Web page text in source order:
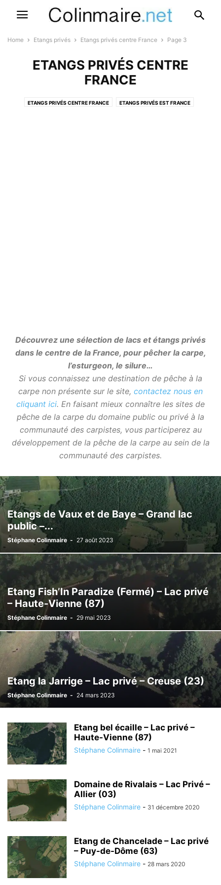
Home Etangs privés Etangs privés centre France Page 3
ETANGS PRIVÉS CENTRE
FRANCE
ETANGS PRIVÉS CENTRE FRANCE ETANGS PRIVÉS EST FRANCE
Découvrez une sélection de lacs et étangs privés
dans le centre de la France, pour pêcher la carpe,
l’esturgeon, le silure…
Si vous connaissez une destination de pêche à la
carpe non présente sur le site, contactez nous en
cliquant ici. En faisant mieux connaître les sites de
pêche de la carpe du domaine public ou privé à la
communauté des carpistes, vous participerez au
développement de la pêche de la carpe au sein de la
communauté des carpistes.
Etangs de Vaux et de Baye – Grand lac
public –...
Stéphane Colinmaire - 27 août 2023
Etang Fish’In Paradize (Fermé) – Lac privé
– Haute-Vienne (87)
Stéphane Colinmaire - 29 mai 2023
Etang la Jarrige – Lac privé – Creuse (23)
Stéphane Colinmaire - 24 mars 2023
Etang bel écaille – Lac privé –
Haute-Vienne (87)
Stéphane Colinmaire - 1 mai 2021
Domaine de Rivalais – Lac Privé –
Allier (03)
Stéphane Colinmaire - 31 décembre 2020
Etang de Chancelade – Lac privé
– Puy-de-Dôme (63)
Stéphane Colinmaire - 28 mars 2020